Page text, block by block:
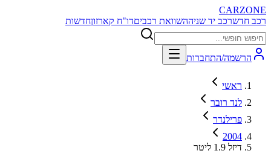
CARZONE
רכב חדשרכב יד שניההשוואת רכביםדו"ח קארזוןחדשות
הרשמה/התחברות
ראשי
לנד רובר
פרילנדר
2004
דיזל 1.9 ליטר